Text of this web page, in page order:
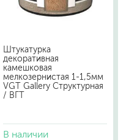
Штукатурка
декоративная
камешковая
мелкозернистая 1-1,5мм
VGT Gallery Структурная
/ ВГТ
В наличии